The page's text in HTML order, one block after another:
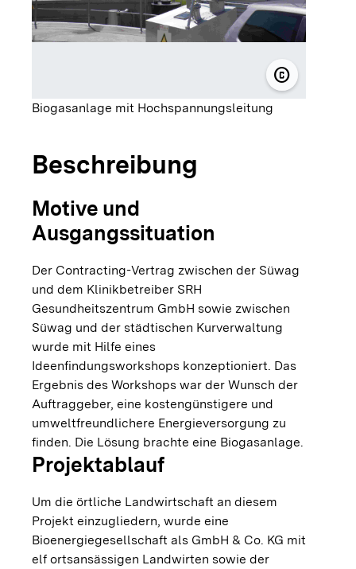
copyright© SRH
Biogasanlage mit Hochspannungsleitung
Beschreibung
Motive und
Ausgangssituation
Der Contracting-Vertrag zwischen der Süwag
und dem Klinikbetreiber SRH
Gesundheitszentrum GmbH sowie zwischen
Süwag und der städtischen Kurverwaltung
wurde mit Hilfe eines
Ideenfindungsworkshops konzeptioniert. Das
Ergebnis des Workshops war der Wunsch der
Auftraggeber, eine kostengünstigere und
umweltfreundlichere Energieversorgung zu
finden. Die Lösung brachte eine Biogasanlage.
Projektablauf
Um die örtliche Landwirtschaft an diesem
Projekt einzugliedern, wurde eine
Bioenergiegesellschaft als GmbH & Co. KG mit
elf ortsansässigen Landwirten sowie der